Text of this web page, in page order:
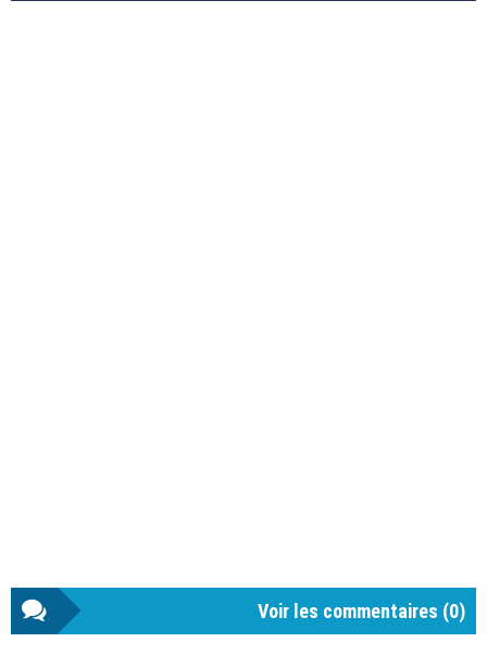
Voir les commentaires (0)